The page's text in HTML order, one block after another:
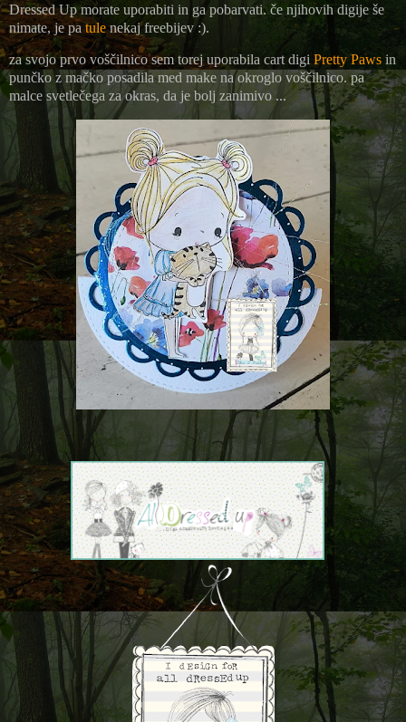
Dressed Up morate uporabiti in ga pobarvati. če njihovih digije še
nimate, je patulenekaj freebijev :).
za svojo prvo voščilnico sem torej uporabila cart digi Pretty Paws in
punčko z mačko posadila med make na okroglo voščilnico. pa
malce svetlečega za okras, da je bolj zanimivo ...